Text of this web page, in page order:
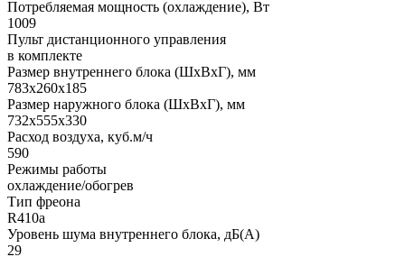
Потребляемая мощность (охлаждение), Вт
1009
Пульт дистанционного управления
в комплекте
Размер внутреннего блока (ШхВхГ), мм
783x260x185
Размер наружного блока (ШхВхГ), мм
732x555x330
Расход воздуха, куб.м/ч
590
Режимы работы
охлаждение/обогрев
Тип фреона
R410a
Уровень шума внутреннего блока, дБ(А)
29